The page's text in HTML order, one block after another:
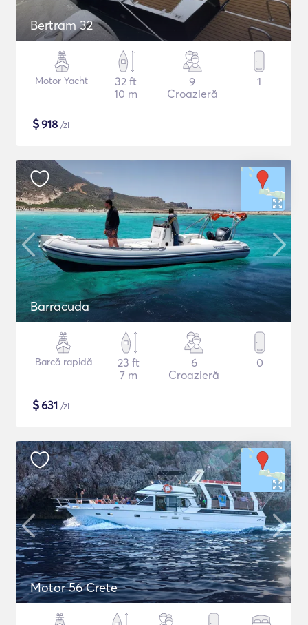
Bertram 32
Motor Yacht
32 ft
10 m
9
Croazieră
1
$918 /zi
Barracuda
Barcă rapidă
23 ft
7 m
6
Croazieră
0
$631 /zi
Motor 56 Crete